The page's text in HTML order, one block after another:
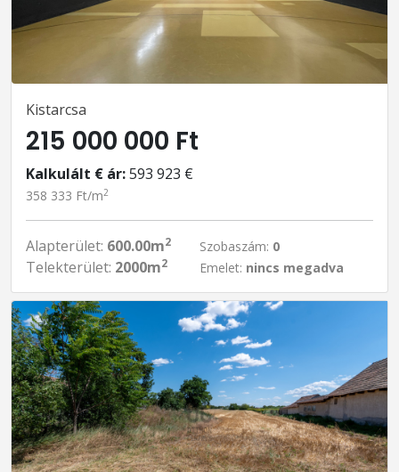
Kistarcsa
215 000 000 Ft
Kalkulált € ár:593 923 €
358 333 Ft/m2
Alapterület: 600.00m2
Telekterület: 2000m2
Szobaszám: 0
Emelet: nincs megadva